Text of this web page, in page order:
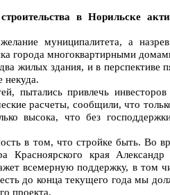
в Норильске
муниципалитета, а
города многоквартирными
жилых здания, и в перспективе
некуда.
пытались привлечь инвесторов
расчеты, сообщили, что
высока, что без
в том, что стройке быть. Во
Красноярского края Александр
всемерную поддержку, в том
до конца текущего года мы
проекта.